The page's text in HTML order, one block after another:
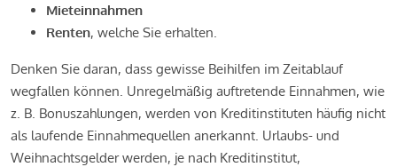
Mieteinnahmen
Renten, welche Sie erhalten.
Denken Sie daran, dass gewisse Beihilfen im Zeitablauf
wegfallen können. Unregelmäßig auftretende Einnahmen, wie
z. B. Bonuszahlungen, werden von Kreditinstituten häufig nicht
als laufende Einnahmequellen anerkannt. Urlaubs- und
Weihnachtsgelder werden, je nach Kreditinstitut,